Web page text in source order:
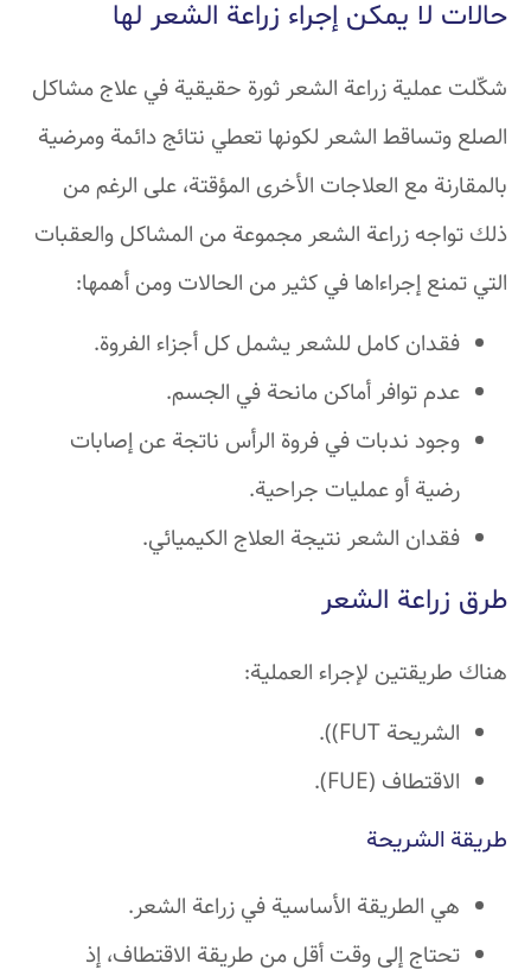
حالات لا يمكن إجراء زراعة الشعر لها
شكّلت عملية زراعة الشعر ثورة حقيقية في علاج مشاكل
الصلع وتساقط الشعر لكونها تعطي نتائج دائمة ومرضية
بالمقارنة مع العلاجات الأخرى المؤقتة، على الرغم من
ذلك تواجه زراعة الشعر مجموعة من المشاكل والعقبات
التي تمنع إجراءاها في كثير من الحالات ومن أهمها:
فقدان كامل للشعر يشمل كل أجزاء الفروة.
عدم توافر أماكن مانحة في الجسم.
وجود ندبات في فروة الرأس ناتجة عن إصابات
رضية أو عمليات جراحية.
فقدان الشعر نتيجة العلاج الكيميائي.
طرق زراعة الشعر
هناك طريقتين لإجراء العملية:
الشريحة FUT)).
الاقتطاف (FUE).
طريقة الشريحة
هي الطريقة الأساسية في زراعة الشعر.
تحتاج إلى وقت أقل من طريقة الاقتطاف، إذ